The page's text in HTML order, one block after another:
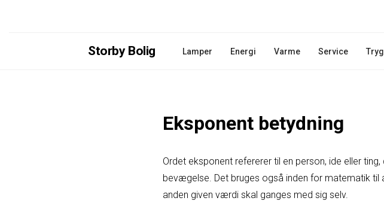
Storby Bolig Lamper Energi Varme Service
Eksponent betydning
Ordet eksponent refererer til en person, ide eller
bevægelse. Det bruges også inden for matematik
anden given værdi skal ganges med sig selv.